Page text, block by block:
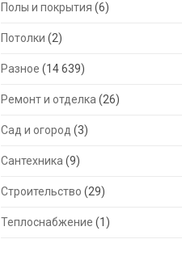
Полы и покрытия (6)
Потолки (2)
Разное (14 639)
Ремонт и отделка (26)
Сад и огород (3)
Сантехника (9)
Строительство (29)
Теплоснабжение (1)